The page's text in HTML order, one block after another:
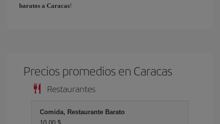
baratos a Caracas!
Precios promedios en Caracas
Restaurantes
Comida, Restaurante Barato